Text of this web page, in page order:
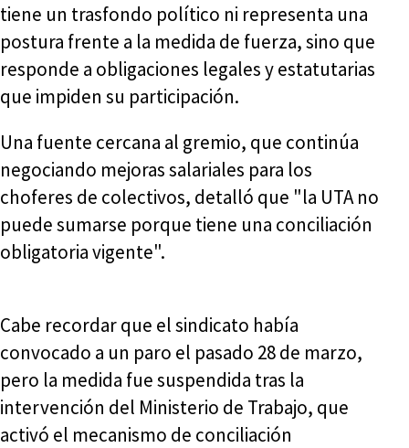
tiene un trasfondo político ni representa una
postura frente a la medida de fuerza, sino que
responde a obligaciones legales y estatutarias
que impiden su participación.
Una fuente cercana al gremio, que continúa
negociando mejoras salariales para los
choferes de colectivos, detalló que "la UTA no
puede sumarse porque tiene una conciliación
obligatoria vigente".
Cabe recordar que el sindicato había
convocado a un paro el pasado 28 de marzo,
pero la medida fue suspendida tras la
intervención del Ministerio de Trabajo, que
activó el mecanismo de conciliación